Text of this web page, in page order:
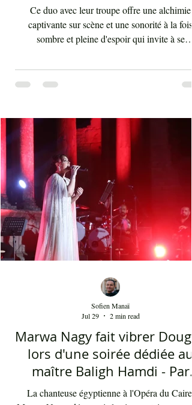
Aïta mon amour : spectacle
sublime à Hammamet
sombre et pleine d'espoir qui invite à se
‘ayta) se traduit par "cri" ou "appel". Ce terme
saisit idéalement le caractère du style criard
chikhates (ou chikhât, ou cheikhat), artistes et
compagnes, qui jadis relayait les nouvelles
majeures à travers leurs mélodies, voyageant
village
Marwa Nagy fait vibrer
lors d'une soirée dédiée au
Sofien Manaï
Jul 29
2 min read